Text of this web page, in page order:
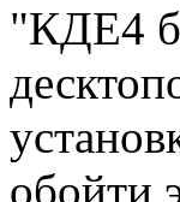
"КДЕ4
обойти